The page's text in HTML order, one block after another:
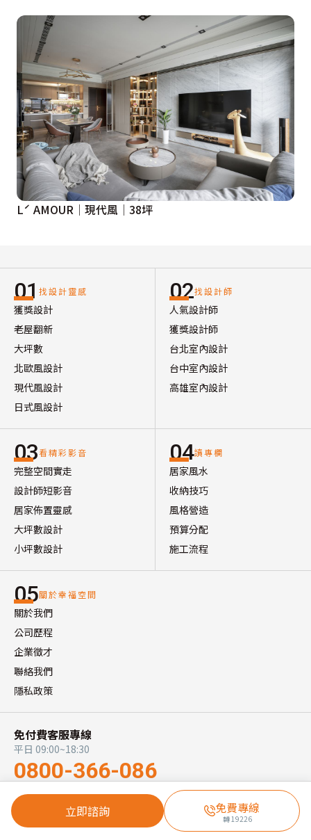
立即諮詢 免費專線
轉19226
Lˊ AMOUR│現代風│38坪
01 找設計靈感
獲獎設計
老屋翻新
大坪數
北歐風設計
現代風設計
日式風設計
02找設計師
人氣設計師
獲獎設計師
台北室內設計
台中室內設計
高雄室內設計
03看精彩影音
完整空間實走
設計師短影音
居家佈置靈感
大坪數設計
小坪數設計
04讀專欄
居家風水
收納技巧
風格營造
預算分配
施工流程
05關於幸福空間
關於我們
公司歷程
企業徵才
聯絡我們
隱私政策
免付費客服專線
平日 09:00~18:30
0800-366-086
訂閱居家靈感週報